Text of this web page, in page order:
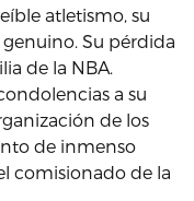
atletismo, su
Su pérdida
de la NBA.
a su
de los
de inmenso
comisionado de la